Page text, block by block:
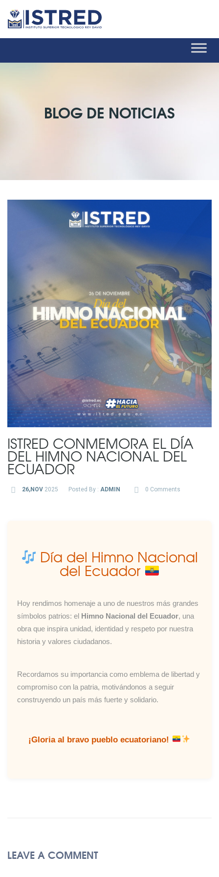
BLOG DE NOTICIAS
ISTRED CONMEMORA EL DÍA
DEL HIMNO NACIONAL DEL
ECUADOR
26,NOV2025 Posted By : ADMIN 0 Comments
Día del Himno Nacional
del Ecuador
Hoy rendimos homenaje a uno de nuestros más grandes
símbolos patrios: el Himno Nacional del Ecuador, una
obra que inspira unidad, identidad y respeto por nuestra
historia y valores ciudadanos.
Recordamos su importancia como emblema de libertad y
compromiso con la patria, motivándonos a seguir
construyendo un país más fuerte y solidario.
¡Gloria al bravo pueblo ecuatoriano!
LEAVE A COMMENT